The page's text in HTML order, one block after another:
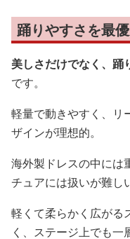
踊りやすさを最
美しさだけでなく、踊
です。
軽量で動きやすく、リ
ザインが理想的。
海外製ドレスの中には
チュアには扱いが難し
軽くて柔らかく広がる
く、ステージ上でも一